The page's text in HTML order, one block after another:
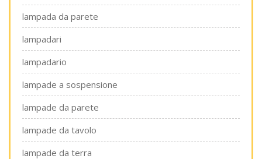
lampada da parete
lampadari
lampadario
lampade a sospensione
lampade da parete
lampade da tavolo
lampade da terra